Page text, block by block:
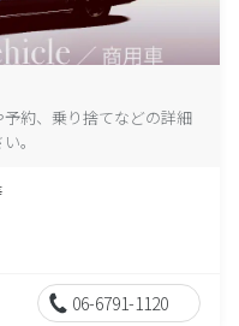
約、乗り捨てなどの詳細
。
06-6791-1120